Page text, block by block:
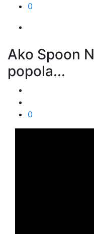
0
Ako Spoon
popola...
0